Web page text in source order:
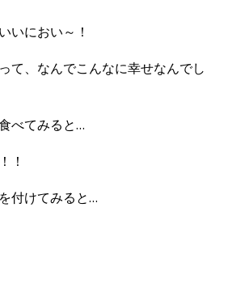
いにおい～！
て、なんでこんなに幸せなんでし
べてみると…
！
付けてみると…